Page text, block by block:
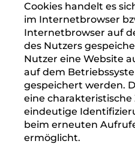
der Website und die
in Logfiles ist für den
Internetseite
besteht folglich
V.
Cookies